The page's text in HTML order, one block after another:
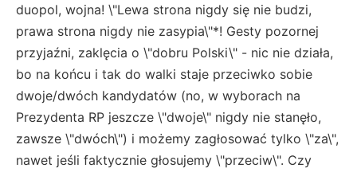
duopol, wojna! \"Lewa strona nigdy się nie budzi,
prawa strona nigdy nie zasypia\"*! Gesty pozornej
przyjaźni, zaklęcia o \"dobru Polski\" - nic nie działa,
bo na końcu i tak do walki staje przeciwko sobie
dwoje/dwóch kandydatów (no, w wyborach na
Prezydenta RP jeszcze \"dwoje\" nigdy nie stanęło,
zawsze \"dwóch\") i możemy zagłosować tylko \"za\",
nawet jeśli faktycznie głosujemy \"przeciw\". Czy